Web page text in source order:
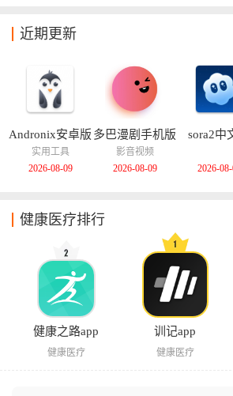
近期更新
Andronix安卓版
实用工具
2026-08-09
多巴漫剧手机版
影音视频
2026-08-09
sora2中
2026-
健康医疗排行
健康之路app
健康医疗
训记app
健康医疗